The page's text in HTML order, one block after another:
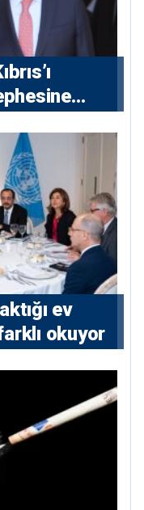
ev
okuyor